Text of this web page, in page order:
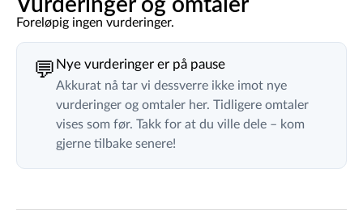
Foreløpig ingen vurderinger.
💬 Nye vurderinger er på pause
Akkurat nå tar vi dessverre ikke imot nye
vurderinger og omtaler her. Tidligere omtaler
vises som før. Takk for at du ville dele – kom
gjerne tilbake senere!